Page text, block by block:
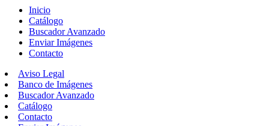
Inicio
Catálogo
Buscador Avanzado
Enviar Imágenes
Contacto
Aviso Legal
Banco de Imágenes
Buscador Avanzado
Catálogo
Contacto